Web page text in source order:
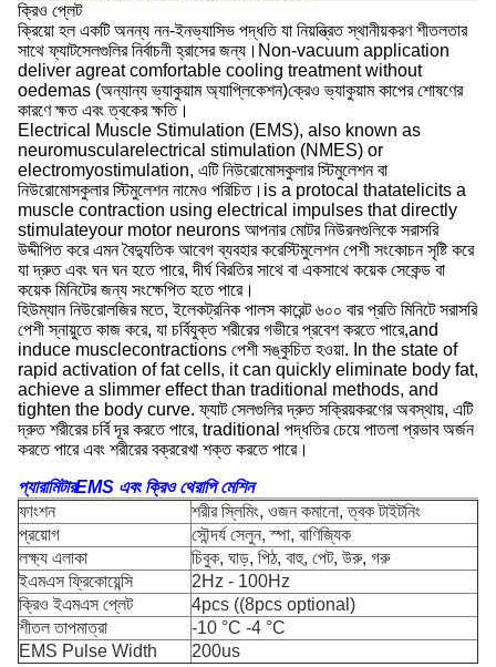
ক্রিও প্লেট
ক্রিয়ো হল একটি অনন্য নন-ইনভ্যাসিভ পদ্ধতি যা নিয়ন্ত্রিত স্থানীয়করণ শীতলতার
সাথে ফ্যাটসেলগুলির নির্বাচনী হ্রাসের জন্য।Non-vacuum application
deliver agreat comfortable cooling treatment without
oedemas (অন্যান্য ভ্যাকুয়াম অ্যাপ্লিকেশন)ক্রেও ভ্যাকুয়াম কাপের শোষণের
কারণে ক্ষত এবং ত্বকের ক্ষতি।
Electrical Muscle Stimulation (EMS), also known as
neuromuscularelectrical stimulation (NMES) or
electromyostimulation, এটি নিউরোমোসকুলার স্টিমুলেশন বা
নিউরোমোসকুলার স্টিমুলেশন নামেও পরিচিত।is a protocal thatatelicits a
muscle contraction using electrical impulses that directly
stimulateyour motor neurons আপনার মোটর নিউরনগুলিকে সরাসরি
উদ্দীপিত করে এমন বৈদ্যুতিক আবেগ ব্যবহার করেস্টিমুলেশন পেশী সংকোচন সৃষ্টি করে
যা দ্রুত এবং ঘন ঘন হতে পারে, দীর্ঘ বিরতির সাথে বা একসাথে কয়েক সেকেন্ড বা
কয়েক মিনিটের জন্য সংক্ষেপিত হতে পারে।
হিউম্যান নিউরোলজির মতে, ইলেকট্রনিক পালস কারেন্ট ৬০০ বার প্রতি মিনিটে সরাসরি
পেশী স্নায়ুতে কাজ করে, যা চর্বিযুক্ত শরীরের গভীরে প্রবেশ করতে পারে,and
induce musclecontractions পেশী সঙ্কুচিত হওয়া. In the state of
rapid activation of fat cells, it can quickly eliminate body fat,
achieve a slimmer effect than traditional methods, and
tighten the body curve. ফ্যাট সেলগুলির দ্রুত সক্রিয়করণের অবস্থায়, এটি
দ্রুত শরীরের চর্বি দূর করতে পারে, traditional পদ্ধতির চেয়ে পাতলা প্রভাব অর্জন
করতে পারে এবং শরীরের বক্ররেখা শক্ত করতে পারে।
প্যারামিটারEMS এবং ক্রিও থেরাপি মেশিন
ফাংশন
শরীর স্লিমিং, ওজন কমানো, ত্বক টাইটনিং
প্রয়োগ
সৌন্দর্য সেলুন, স্পা, বাণিজ্যিক
লক্ষ্য এলাকা
চিবুক, ঘাড়, পিঠ, বাহু, পেট, উরু, গরু
ইএমএস ফ্রিকোয়েন্সি
2Hz - 100Hz
ক্রিও ইএমএস প্লেট
4pcs ((8pcs optional)
শীতল তাপমাত্রা
-10 °C -4 °C
EMS Pulse Width
200us